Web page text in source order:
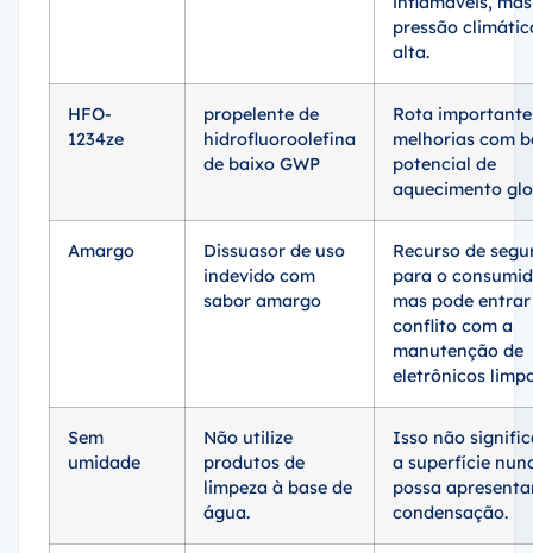
pressão
alta.
1234ze
hidrofluoroolefina
de baixo GWP
melhorias com
potencial de
aquecimento
indevido com
sabor amargo
para o
mas pode
conflito com a
manutenção de
eletrônicos
umidade
produtos de
limpeza à base de
água.
a superfície
possa
condensação.